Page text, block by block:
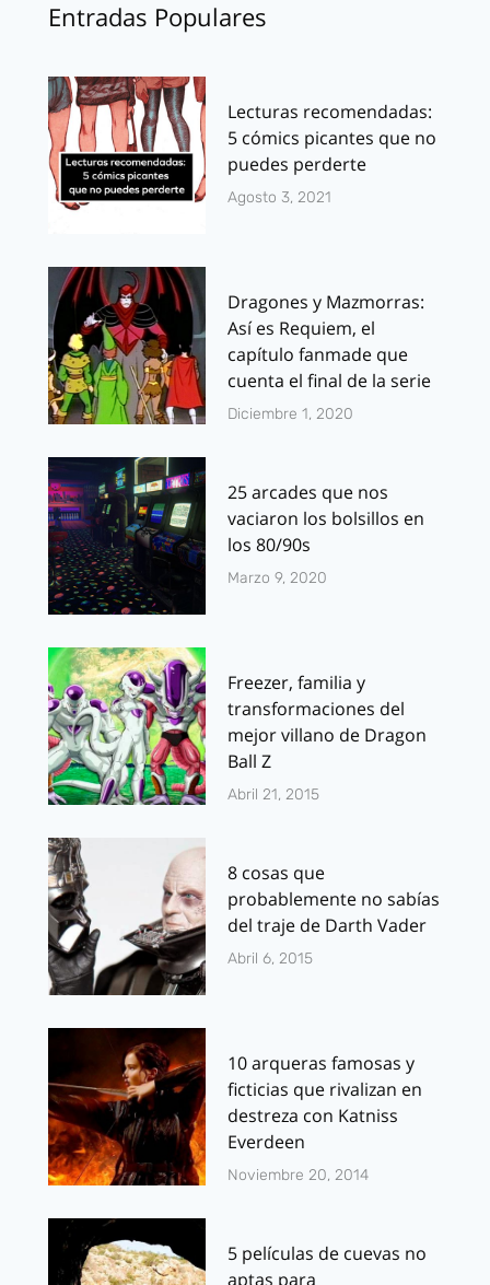
Entradas Populares
Lecturas recomendadas:
5 cómics picantes que no
puedes perderte
Agosto 3, 2021
Dragones y Mazmorras:
Así es Requiem, el
capítulo fanmade que
cuenta el final de la serie
Diciembre 1, 2020
25 arcades que nos
vaciaron los bolsillos en
los 80/90s
Marzo 9, 2020
Freezer, familia y
transformaciones del
mejor villano de Dragon
Ball Z
Abril 21, 2015
8 cosas que
probablemente no sabías
del traje de Darth Vader
Abril 6, 2015
10 arqueras famosas y
ficticias que rivalizan en
destreza con Katniss
Everdeen
Noviembre 20, 2014
5 películas de cuevas no
aptas para